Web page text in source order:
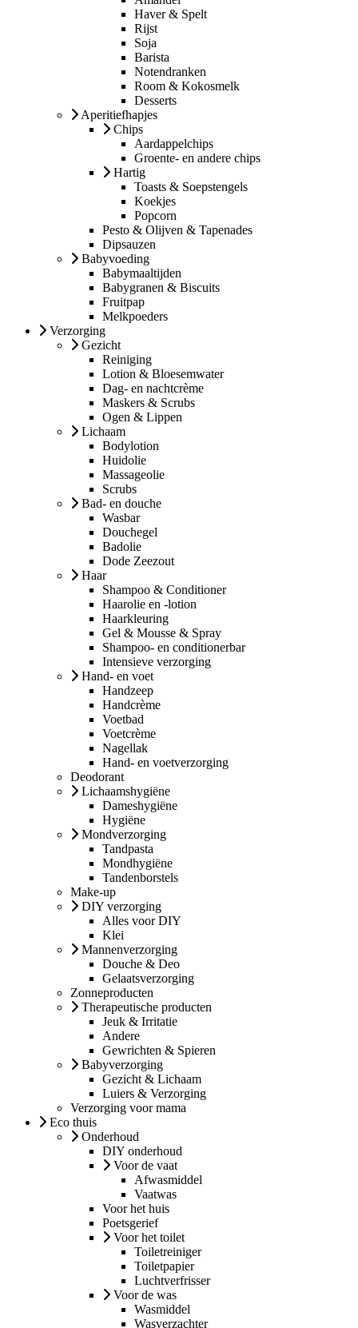
Haver & Spelt
Rijst
Soja
Barista
Notendranken
Room & Kokosmelk
Desserts
Aperitiefhapjes
Chips
Aardappelchips
Groente- en andere chips
Hartig
Toasts & Soepstengels
Koekjes
Popcorn
Pesto & Olijven & Tapenades
Dipsauzen
Babyvoeding
Babymaaltijden
Babygranen & Biscuits
Fruitpap
Melkpoeders
Verzorging
Gezicht
Reiniging
Lotion & Bloesemwater
Dag- en nachtcrème
Maskers & Scrubs
Ogen & Lippen
Lichaam
Bodylotion
Huidolie
Massageolie
Scrubs
Bad- en douche
Wasbar
Douchegel
Badolie
Dode Zeezout
Haar
Shampoo & Conditioner
Haarolie en -lotion
Haarkleuring
Gel & Mousse & Spray
Shampoo- en conditionerbar
Intensieve verzorging
Hand- en voet
Handzeep
Handcrème
Voetbad
Voetcrème
Nagellak
Hand- en voetverzorging
Deodorant
Lichaamshygiëne
Dameshygiëne
Hygiëne
Mondverzorging
Tandpasta
Mondhygiëne
Tandenborstels
Make-up
DIY verzorging
Alles voor DIY
Klei
Mannenverzorging
Douche & Deo
Gelaatsverzorging
Zonneproducten
Therapeutische producten
Jeuk & Irritatie
Andere
Gewrichten & Spieren
Babyverzorging
Gezicht & Lichaam
Luiers & Verzorging
Verzorging voor mama
Eco thuis
Onderhoud
DIY onderhoud
Voor de vaat
Afwasmiddel
Vaatwas
Voor het huis
Poetsgerief
Voor het toilet
Toiletreiniger
Toiletpapier
Luchtverfrisser
Voor de was
Wasmiddel
Wasverzachter